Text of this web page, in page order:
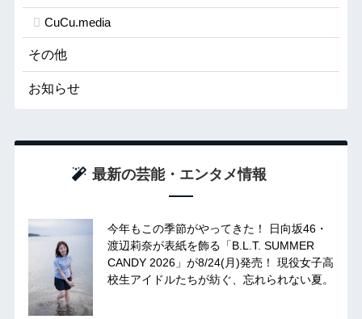
CuCu.media
その他
お知らせ
最新の芸能・エンタメ情報
今年もこの季節がやってきた！ 日向坂46・
渡辺莉奈が表紙を飾る「B.L.T. SUMMER
CANDY 2026」が8/24(月)発売！ 現役女子高
校生アイドルたちが紡ぐ、忘れられない夏。